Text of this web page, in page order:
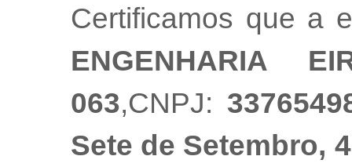
Certificamos que a
ENGENHARIA
063,CNPJ:
Sete de Setembro,